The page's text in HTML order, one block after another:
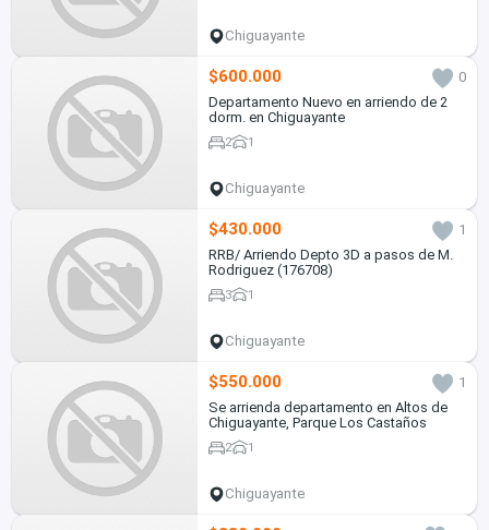
Chiguayante
$600.000
0
Departamento Nuevo en arriendo de 2
dorm. en Chiguayante
2 1
Chiguayante
$430.000
1
RRB/ Arriendo Depto 3D a pasos de M.
Rodriguez (176708)
3 1
Chiguayante
$550.000
1
Se arrienda departamento en Altos de
Chiguayante, Parque Los Castaños
2 1
Chiguayante